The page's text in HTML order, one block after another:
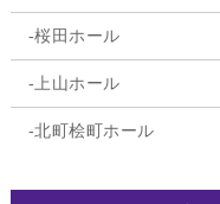
桜田ホール
上山ホール
北町桧町ホール